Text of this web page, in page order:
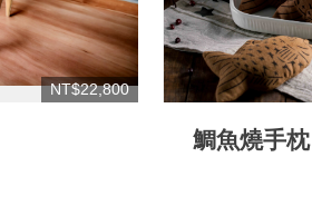
NT$22,800
鯛魚燒手枕